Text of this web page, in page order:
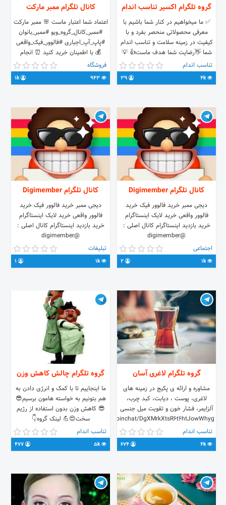
گروه تلگرام اکسیر تناسب اندام
✅ ما میخواهیم در کنار شما باشیم با
معرفی محصولاتی منحصر بفرد و با
کیفیت در زمینه سلامت و تناسب اندام
شما 👋رضایت شما هدف ماست👍 💡
جهت دریافت مشاوره رایگان با بنده در
ارتباط باشید @saeedvalidoost 📞
شماره تماس 0921-013-5468 0939-
تناسب اندام
4k
کانال تلگرام ممبر مارکت
اعتماد شما اعتبار ماست 🌸 ممبر مارکت
#ممبر_کانال_گروه_ویو #ممبر_بانوان
#پاپ_آپ_اجباری #فالوور_فیک_واقعی
💰 با اطمینان خرید کنید ⏰ انجام
سفارش شما در کمترین زمان و با سرعت
بالا 🤩 ⁦🅰️⁩ @mr_reza20 | جهت
سفارش ⁦🅱️⁩ @nemoneh_20 | نمونه
فروشگاه
1k
کانال تلگرام Digimember
دیجی ممبر خرید فالوور فیک خرید
فالوور واقعی خرید لایک اینستاگرام
خرید بازدید اینستاگرام کانال اصلی :
@digimember
اجتماعی
1k
کانال تلگرام Digimember
دیجی ممبر خرید فالوور فیک خرید
فالوور واقعی خرید لایک اینستاگرام
خرید بازدید اینستاگرام کانال اصلی :
@digimember
تبلیغات
1k
گروه تلگرام لاغری آسان
مشاوره و ارائه ی پکیج در زمینه های
لاغری، پوست ، دیابت، کبد چرب،
آلزایمر، فشار خون و تقویت میل جنسی
https://t.me/joinchat/DgXMrkXtsR6t6htJowWhyg
آقای حبیبی: @Mahmood_habibi
تناسب اندام
4k
گروه تلگرام چالش کاهش وزن
ما اینجاییم تا با کمک و انرژی دادن به
هم بتونیم به خواسته هامون برسیم😎
😎 کاهش وزن بدون استفاده از رژیم
سخت😍💪 لینک گروه👇
t.me/joinchat/E7EFO0tSdQeI56tYzD-
LPQ
تناسب اندام
5k